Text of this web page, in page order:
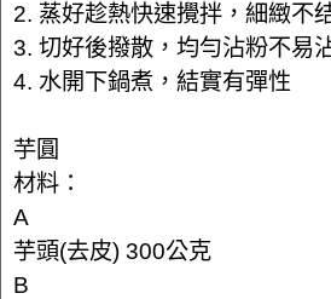
2. 蒸好趁熱快速攪拌，細緻不
3. 切好後撥散，均勻沾粉不易
4. 水開下鍋煮，結實有彈性
芋圓
材料：
A
芋頭(去皮) 300公克
B